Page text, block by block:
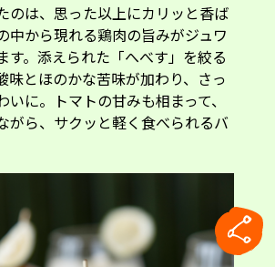
のは、思った以上にカリッと香ば
中から現れる鶏肉の旨みがジュワ
す。添えられた「へべす」を絞る
味とほのかな苦味が加わり、さっ
いに。トマトの甘みも相まって、
がら、サクッと軽く食べられるバ